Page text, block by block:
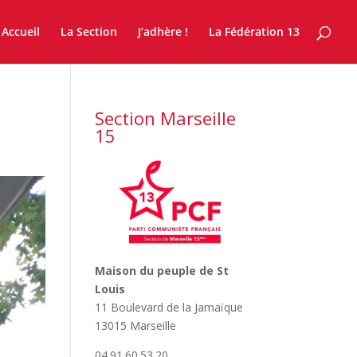
Accueil La Section J’adhère ! La Fédération 13
Section Marseille
15
Maison du peuple de St
Louis
11 Boulevard de la Jamaïque
13015 Marseille